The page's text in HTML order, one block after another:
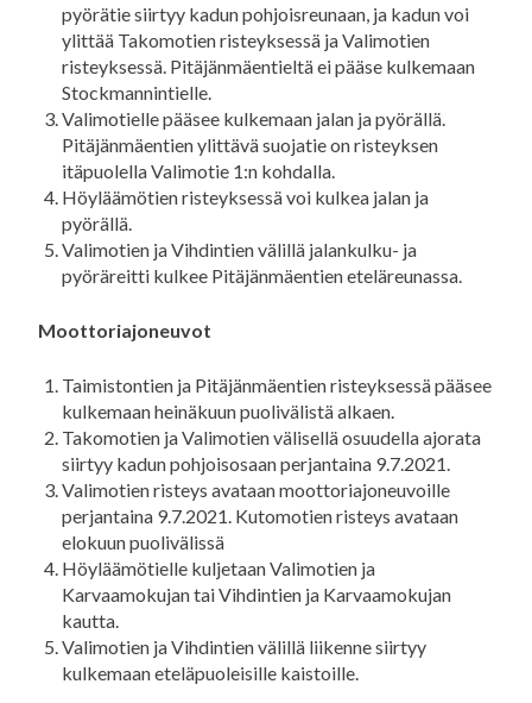
pyörätie siirtyy kadun pohjoisreunaan, ja kadun voi
ylittää Takomotien risteyksessä ja Valimotien
risteyksessä. Pitäjänmäentieltä ei pääse kulkemaan
Stockmannintielle.
Valimotielle pääsee kulkemaan jalan ja pyörällä.
Pitäjänmäentien ylittävä suojatie on risteyksen
itäpuolella Valimotie 1:n kohdalla.
Höyläämötien risteyksessä voi kulkea jalan ja
pyörällä.
Valimotien ja Vihdintien välillä jalankulku- ja
pyöräreitti kulkee Pitäjänmäentien eteläreunassa.
Moottoriajoneuvot
Taimistontien ja Pitäjänmäentien risteyksessä pääsee
kulkemaan heinäkuun puolivälistä alkaen.
Takomotien ja Valimotien välisellä osuudella ajorata
siirtyy kadun pohjoisosaan perjantaina 9.7.2021.
Valimotien risteys avataan moottoriajoneuvoille
perjantaina 9.7.2021. Kutomotien risteys avataan
elokuun puolivälissä
Höyläämötielle kuljetaan Valimotien ja
Karvaamokujan tai Vihdintien ja Karvaamokujan
kautta.
Valimotien ja Vihdintien välillä liikenne siirtyy
kulkemaan eteläpuoleisille kaistoille.